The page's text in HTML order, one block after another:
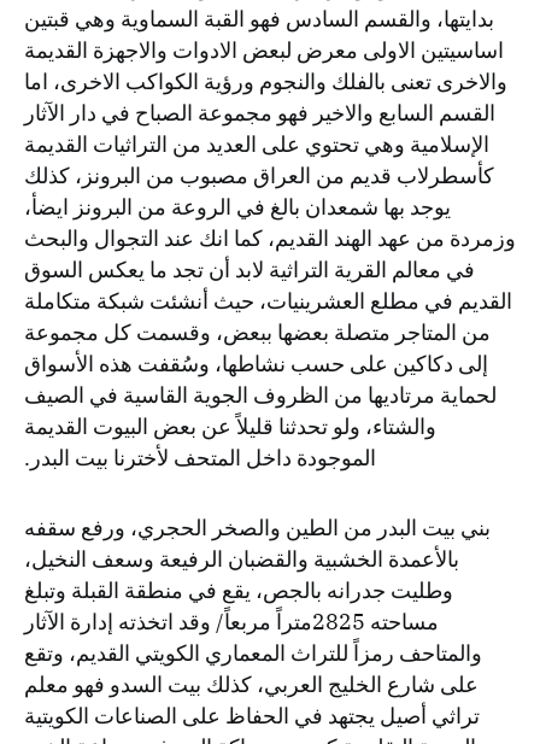
بدايتها، والقسم السادس فهو القبة السماوية وهي قبتين
اساسيتين الاولى معرض لبعض الادوات والاجهزة القديمة
والاخرى تعنى بالفلك والنجوم ورؤية الكواكب الاخرى، اما
القسم السابع والاخير فهو مجموعة الصباح في دار الآثار
الإسلامية وهي تحتوي على العديد من التراثيات القديمة
كأسطرلاب قديم من العراق مصبوب من البرونز، كذلك
يوجد بها شمعدان بالغ في الروعة من البرونز ايضأ،
وزمردة من عهد الهند القديم، كما انك عند التجوال والبحث
في معالم القرية التراثية لابد أن تجد ما يعكس السوق
القديم في مطلع العشرينيات، حيث أنشئت شبكة متكاملة
من المتاجر متصلة بعضها ببعض، وقسمت كل مجموعة
إلى دكاكين على حسب نشاطها، وسُقفت هذه الأسواق
لحماية مرتاديها من الظروف الجوية القاسية في الصيف
والشتاء، ولو تحدثنا قليلاً عن بعض البيوت القديمة
الموجودة داخل المتحف لأخترنا بيت البدر.
بني بيت البدر من الطين والصخر الحجري، ورفع سقفه
بالأعمدة الخشبية والقضبان الرفيعة وسعف النخيل،
وطليت جدرانه بالجص، يقع في منطقة القبلة وتبلغ
مساحته 2825متراً مربعاً/ وقد اتخذته إدارة الآثار
والمتاحف رمزاً للتراث المعماري الكويتي القديم، وتقع
على شارع الخليج العربي، كذلك بيت السدو فهو معلم
تراثي أصيل يجتهد في الحفاظ على الصناعات الكويتية